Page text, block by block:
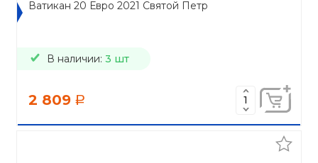
Ватикан 20 Евро 2021 Святой Петр
В наличии: 3 шт
2 809 a